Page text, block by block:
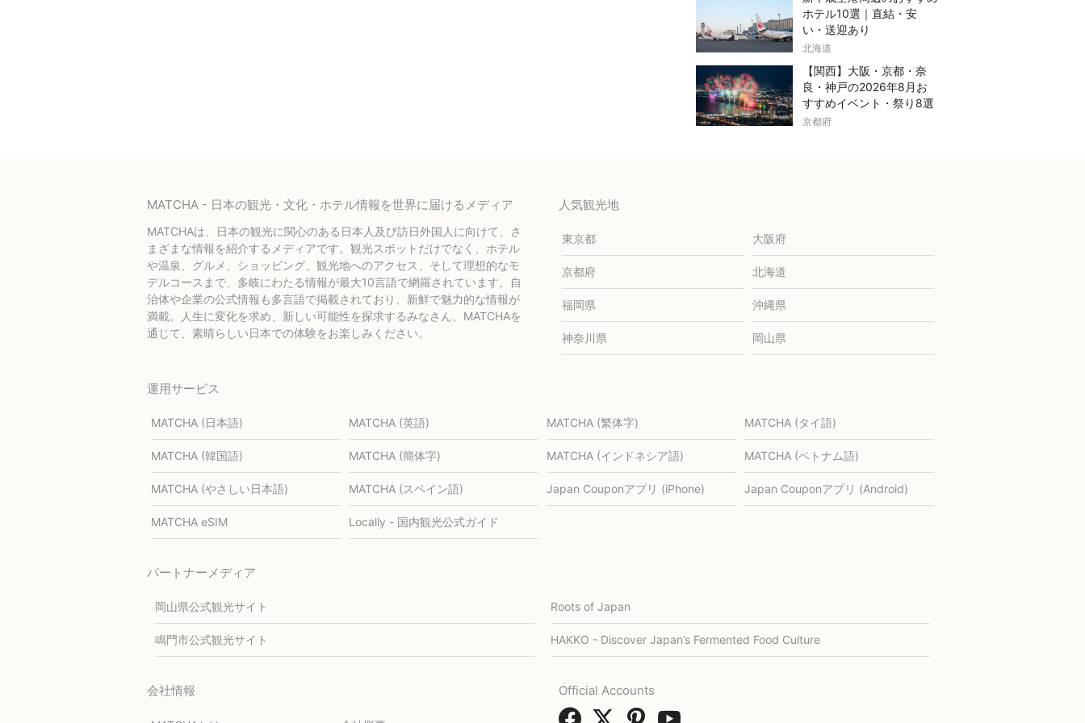
ホテル10選｜直結・安
い・送迎あり
北海道
【関西】大阪・京都・奈
良・神戸の2026年8月お
すすめイベント・祭り8選
京都府
MATCHA - 日本の観光・文化・ホテル情報を世界に届けるメディア
MATCHAは、日本の観光に関心のある日本人及び訪日外国人に向けて、さ
まざまな情報を紹介するメディアです。観光スポットだけでなく、ホテル
や温泉、グルメ、ショッピング、観光地へのアクセス、そして理想的なモ
デルコースまで、多岐にわたる情報が最大10言語で網羅されています。自
治体や企業の公式情報も多言語で掲載されており、新鮮で魅力的な情報が
満載。人生に変化を求め、新しい可能性を探求するみなさん、MATCHAを
通じて、素晴らしい日本での体験をお楽しみください。
人気観光地
東京都 大阪府
京都府 北海道
福岡県 沖縄県
神奈川県 岡山県
運用サービス
MATCHA (日本語) MATCHA (英語) MATCHA (繁体字) MATCHA (タイ語)
MATCHA (韓国語) MATCHA (簡体字) MATCHA (インドネシア語) MATCHA (ベトナム語)
MATCHA (やさしい日本語) MATCHA (スペイン語) Japan Couponアプリ (iPhone) Japan Couponアプリ (Android)
MATCHA eSIM Locally - 国内観光公式ガイド
パートナーメディア
岡山県公式観光サイト Roots of Japan
鳴門市公式観光サイト HAKKO - Discover Japan’s Fermented Food Culture
会社情報 Official Accounts